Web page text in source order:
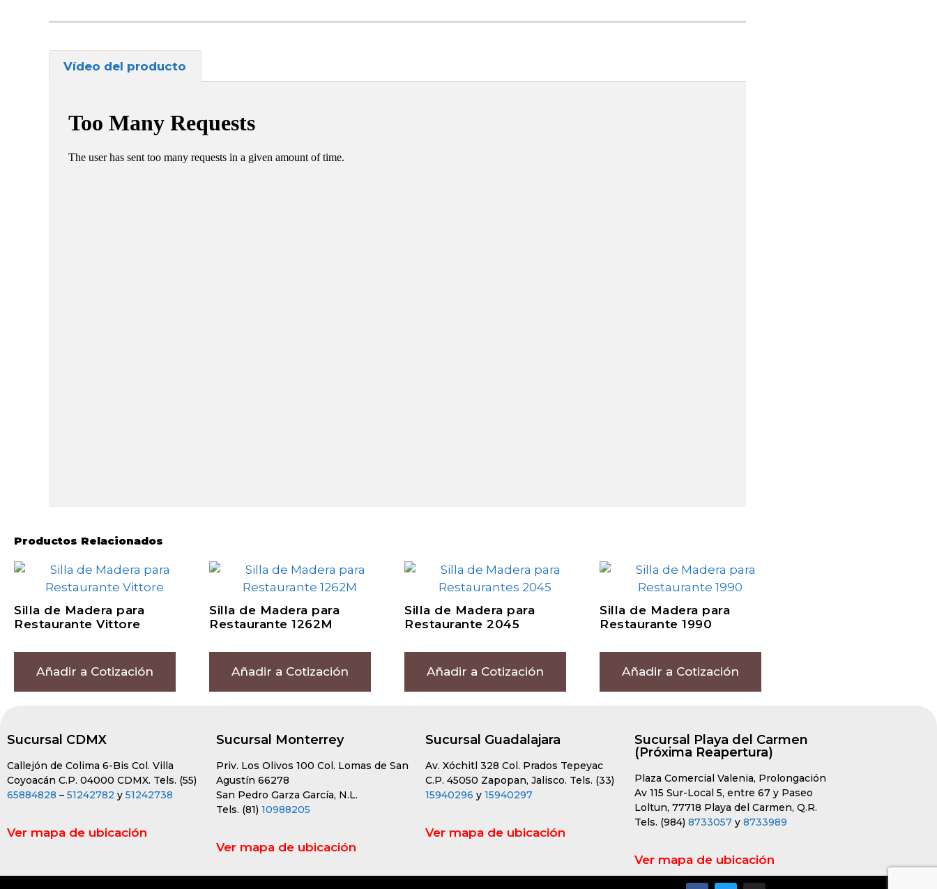
Vídeo del producto
Productos Relacionados
Silla de Madera para
Restaurante Vittore
Añadir a Cotización
Silla de Madera para
Restaurante 1262M
Añadir a Cotización
Silla de Madera para
Restaurante 2045
Añadir a Cotización
Silla de Madera para
Restaurante 1990
Añadir a Cotización
Sucursal CDMX
Callejón de Colima 6-Bis Col. Villa
Coyoacán C.P. 04000 CDMX. Tels. (55)
65884828 – 51242782 y 51242738
Ver mapa de ubicación
Sucursal Monterrey
Priv. Los Olivos 100 Col. Lomas de San
Agustín 66278
San Pedro Garza García, N.L.
Tels. (81) 10988205
Ver mapa de ubicación
Sucursal Guadalajara
Av. Xóchitl 328 Col. Prados Tepeyac
C.P. 45050 Zapopan, Jalisco. Tels. (33)
15940296 y 15940297
Ver mapa de ubicación
Sucursal Playa del Carmen
(Próxima Reapertura)
Plaza Comercial Valenia, Prolongación
Av 115 Sur-Local 5, entre 67 y Paseo
Loltun, 77718 Playa del Carmen, Q.R.
Tels. (984) 8733057 y 8733989
Ver mapa de ubicación